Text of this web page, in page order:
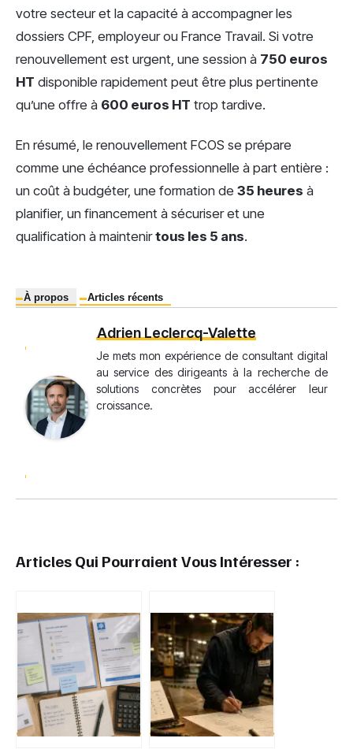
votre secteur et la capacité à accompagner les
dossiers CPF, employeur ou France Travail. Si votre
renouvellement est urgent, une session à 750 euros
HT disponible rapidement peut être plus pertinente
qu’une offre à 600 euros HT trop tardive.
En résumé, le renouvellement FCOS se prépare
comme une échéance professionnelle à part entière :
un coût à budgéter, une formation de 35 heures à
planifier, un financement à sécuriser et une
qualification à maintenirtous les 5 ans.
À propos Articles récents
Adrien Leclercq-Valette
Je mets mon expérience de consultant digital
au service des dirigeants à la recherche de
solutions concrètes pour accélérer leur
croissance.
Articles Qui Pourraient Vous Intéresser :